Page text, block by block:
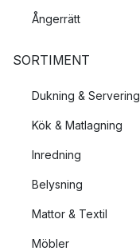
Ångerrätt
SORTIMENT
Dukning & Servering
Kök & Matlagning
Inredning
Belysning
Mattor & Textil
Möbler